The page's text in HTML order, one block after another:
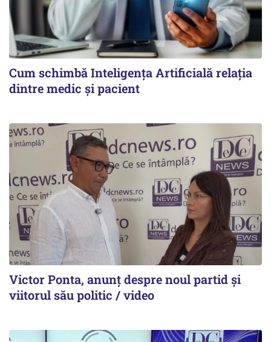
Cum schimbă Inteligența Artificială relația
dintre medic și pacient
Victor Ponta, anunț despre noul partid și
viitorul său politic / video